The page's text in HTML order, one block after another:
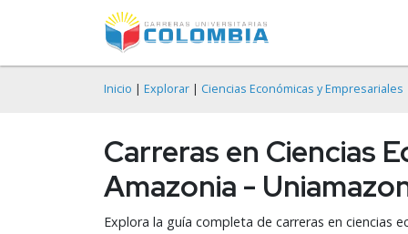
Inicio | Explorar | Ciencias Económicas y Empresariales
Carreras en Ciencias
Amazonia -
Explora la guía completa de carreras en ciencias